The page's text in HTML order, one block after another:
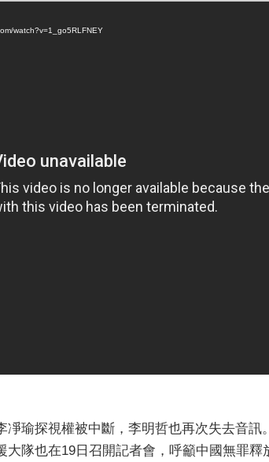
watch?v=1_go5RLFNEY
凈瑜探視權被中斷，李明哲也再次失去音
隊也在19日召開記者會，呼籲中國無罪釋